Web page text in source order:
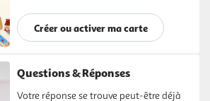
Créer ou activer ma carte
Questions & Réponses
Votre réponse se trouve peut-être déjà